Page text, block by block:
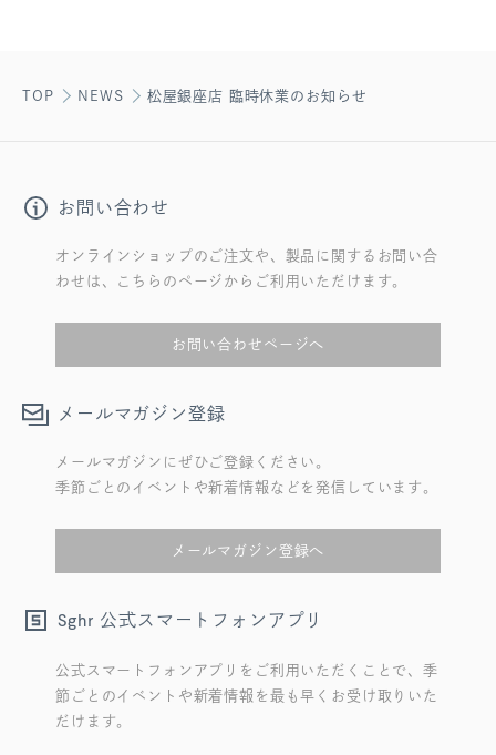
TOP NEWS 松屋銀座店 臨時休業のお知らせ
お問い合わせ
オンラインショップのご注文や、製品に関するお問い合
わせは、こちらのページからご利用いただけます。
お問い合わせページへ
メールマガジン登録
メールマガジンにぜひご登録ください。
季節ごとのイベントや新着情報などを発信しています。
メールマガジン登録へ
Sghr 公式スマートフォンアプリ
公式スマートフォンアプリをご利用いただくことで、季
節ごとのイベントや新着情報を最も早くお受け取りいた
だけます。